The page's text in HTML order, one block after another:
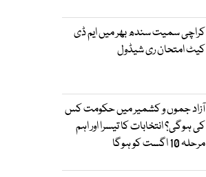
کراچی سمیت سندھ بھر میں ایم ڈی
کیٹ امتحان ری شیڈول
آزاد جموں و کشمیر میں حکومت کس
کی ہوگی؟ انتخابات کا تیسرا اور اہم
مرحلہ 10 اگست کو ہوگا